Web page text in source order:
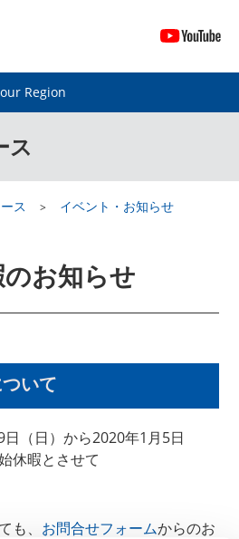
Region
ス
ス イベント・お知らせ
お知らせ
いて
（日）から2020年1月5日
休暇とさせて
も、 お問合せフォームからのお